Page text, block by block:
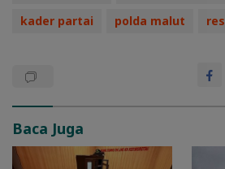
kader partai
polda malut
Baca Juga